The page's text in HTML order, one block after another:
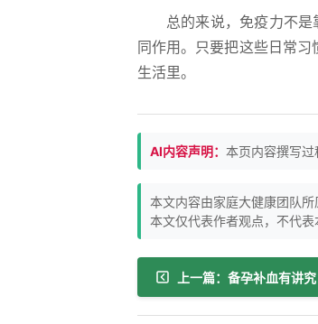
总的来说，免疫力不是
同作用。只要把这些日常
生活里。
AI内容声明： 本页内容撰写过
本文内容由家庭大健康团队
本文仅代表作者观点，不代表